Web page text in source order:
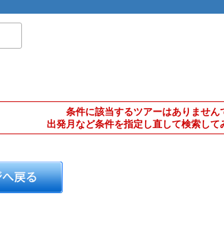
条件に該当するツアーはありません
出発月など条件を指定し直して検索して